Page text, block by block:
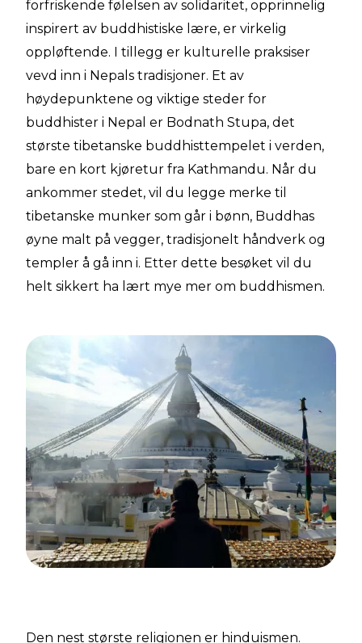
forfriskende følelsen av solidaritet, opprinnelig
inspirert av buddhistiske lære, er virkelig
oppløftende. I tillegg er kulturelle praksiser
vevd inn i Nepals tradisjoner. Et av
høydepunktene og viktige steder for
buddhister i Nepal er Bodnath Stupa, det
største tibetanske buddhisttempelet i verden,
bare en kort kjøretur fra Kathmandu. Når du
ankommer stedet, vil du legge merke til
tibetanske munker som går i bønn, Buddhas
øyne malt på vegger, tradisjonelt håndverk og
templer å gå inn i. Etter dette besøket vil du
helt sikkert ha lært mye mer om buddhismen.
Den nest største religionen er hinduismen.